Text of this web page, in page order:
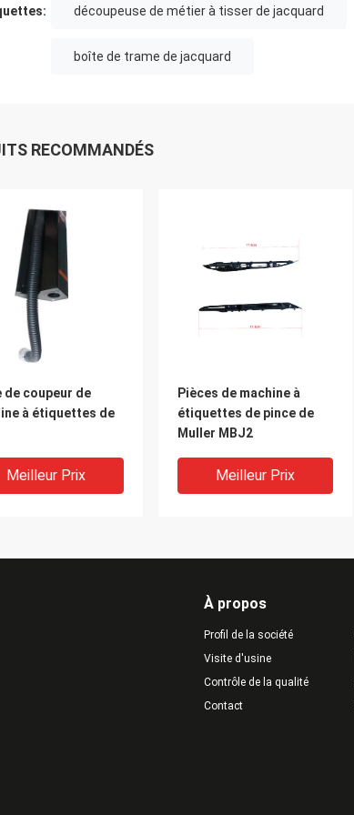
découpeuse de métier à tisser de jacquard
boîte de trame de jacquard
RECOMMANDÉS
de coupeur de
à étiquettes de
Meilleur Prix
Pièces de machine à
étiquettes de pince de
Muller MBJ2
Meilleur Prix
À propos
Profil de la société
Visite d'usine
Contrôle de la qualité
Contact